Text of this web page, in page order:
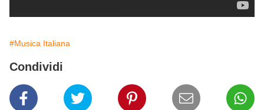
#Musica Italiana
Condividi